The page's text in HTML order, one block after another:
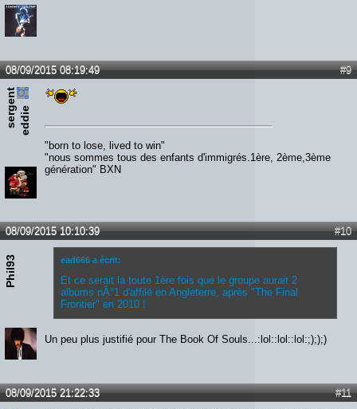
#9
08/09/2015 08:19:49
s
e
rg
e
n
t
e
d
d
ie
"born to lose, lived to win"
"nous sommes tous des enfants d'immigrés.1ère, 2ème,3ème
génération" BXN
#10
08/09/2015 10:10:39
Phil93 ead666 a écrit:
Et ce serait la toute 1ère fois que le groupe aurait 2
albums nÂ°1 d'affilé en Angleterre, après "The Final
Frontier" en 2010 !
Un peu plus justifié pour The Book Of Souls...:lol::lol::lol:;););)
#11
08/09/2015 21:22:33